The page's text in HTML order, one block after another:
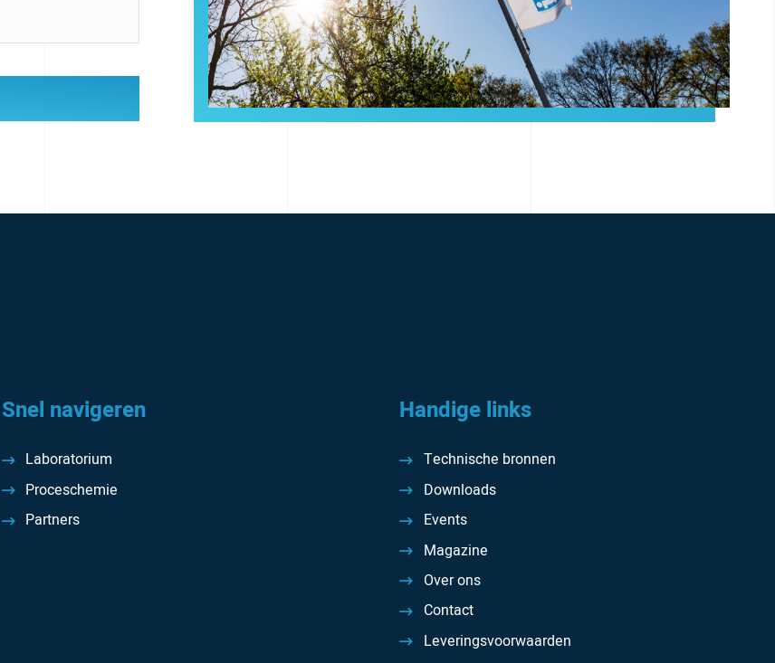
Snel navigeren
Laboratorium
Proceschemie
Partners
Handige links
Technische bronnen
Downloads
Events
Magazine
Over ons
Contact
Leveringsvoorwaarden